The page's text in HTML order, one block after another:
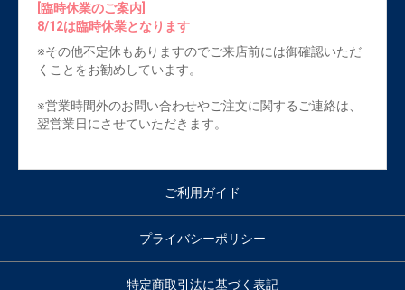
[臨時休業のご案内]
8/12は臨時休業となります
※その他不定休もありますのでご来店前には御確認いただ
くことをお勧めしています。
※営業時間外のお問い合わせやご注文に関するご連絡は、
翌営業日にさせていただきます。
ご利用ガイド
プライバシーポリシー
特定商取引法に基づく表記